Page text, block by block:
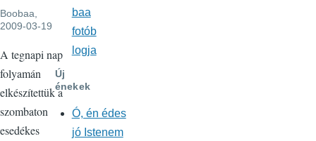
Boobaa,
2009-03-19
A tegnapi nap
folyamán
elkészítettük a
szombaton
esedékes
baa
fotób
logja
Új
énekek
Ó, én édes
jó Istenem